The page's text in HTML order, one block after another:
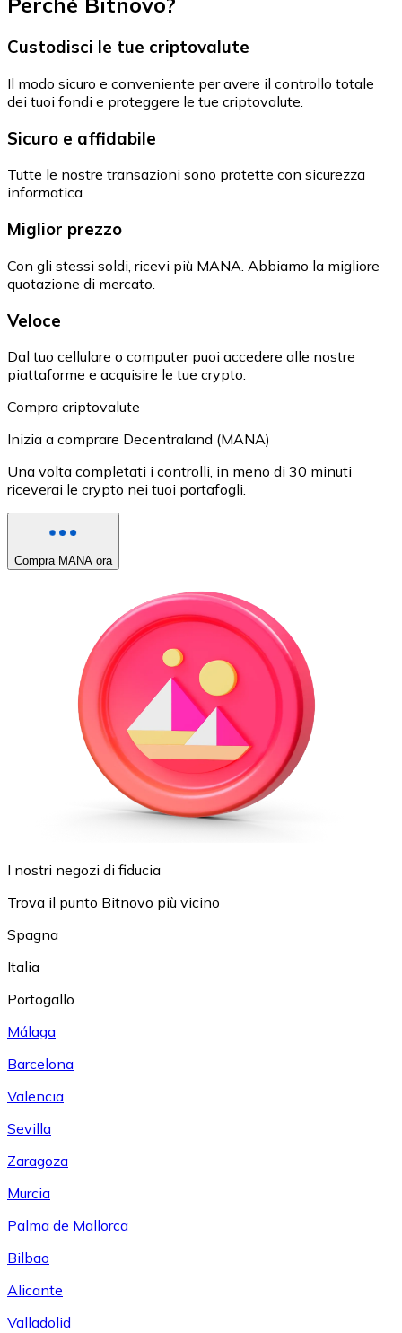
Custodisci le tue criptovalute
Il modo sicuro e conveniente per avere il controllo totale
dei tuoi fondi e proteggere le tue criptovalute.
Sicuro e affidabile
Tutte le nostre transazioni sono protette con sicurezza
informatica.
Miglior prezzo
Con gli stessi soldi, ricevi più MANA. Abbiamo la migliore
quotazione di mercato.
Veloce
Dal tuo cellulare o computer puoi accedere alle nostre
piattaforme e acquisire le tue crypto.
Compra criptovalute
Inizia a comprare Decentraland (MANA)
Una volta completati i controlli, in meno di 30 minuti
riceverai le crypto nei tuoi portafogli.
Compra MANA ora
I nostri negozi di fiducia
Trova il punto Bitnovo più vicino
Spagna
Italia
Portogallo
Málaga
Barcelona
Valencia
Sevilla
Zaragoza
Murcia
Palma de Mallorca
Bilbao
Alicante
Valladolid